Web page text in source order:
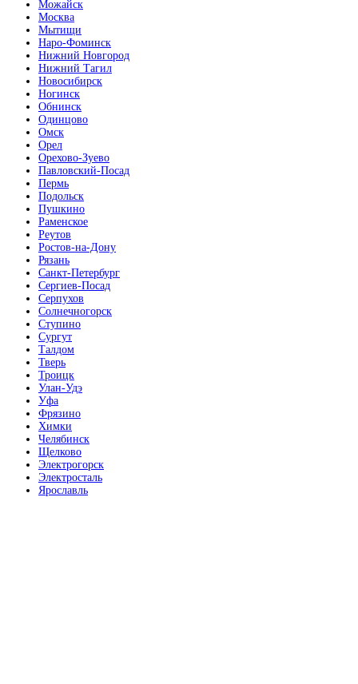
Можайск
Москва
Мытищи
Наро-Фоминск
Нижний Новгород
Нижний Тагил
Новосибирск
Ногинск
Обнинск
Одинцово
Омск
Орел
Орехово-Зуево
Павловский-Посад
Пермь
Подольск
Пушкино
Раменское
Реутов
Ростов-на-Дону
Рязань
Санкт-Петербург
Сергиев-Посад
Серпухов
Солнечногорск
Ступино
Сургут
Талдом
Тверь
Троицк
Улан-Удэ
Уфа
Фрязино
Химки
Челябинск
Щелково
Электрогорск
Электросталь
Ярославль